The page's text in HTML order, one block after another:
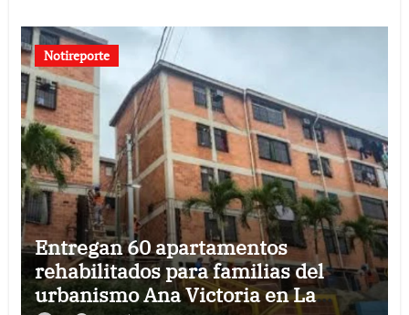
Notireporte
Entregan 60 apartamentos
rehabilitados para familias del
urbanismo Ana Victoria en La